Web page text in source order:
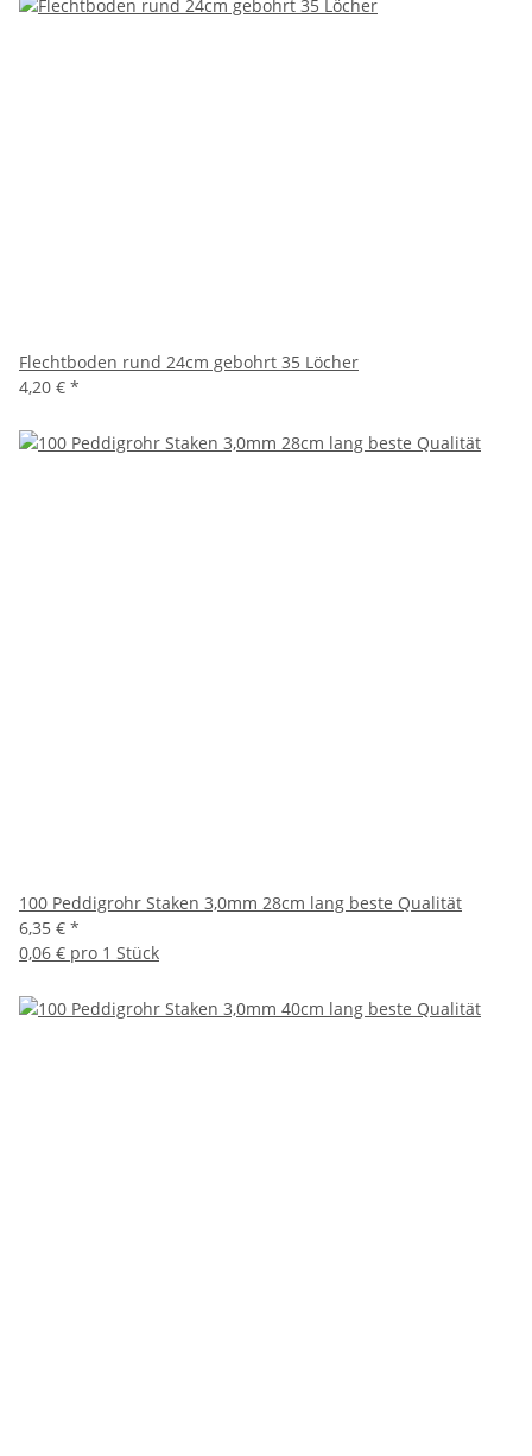
Flechtboden rund 24cm gebohrt 35 Löcher
4,20 € *
100 Peddigrohr Staken 3,0mm 28cm lang beste Qualität
6,35 € *
0,06 € pro 1 Stück